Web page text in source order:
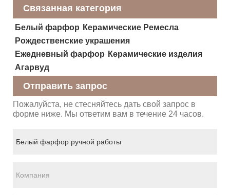
Связанная категория
Белый фарфор Керамические Ремесла
Рождественские украшения
Ежедневный фарфор Керамические изделия
Агарвуд
Отправить запрос
Пожалуйста, не стесняйтесь дать свой запрос в
форме ниже. Мы ответим вам в течение 24 часов.